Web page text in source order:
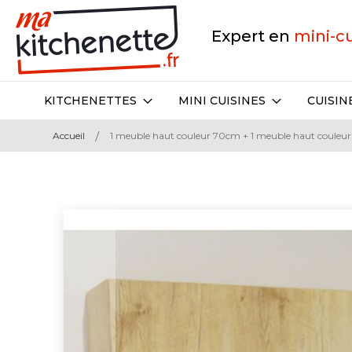
Expert en mini-
KITCHENETTES MINI CUISINES
Accueil 1 meuble haut couleur 70cm + 1 meuble haut